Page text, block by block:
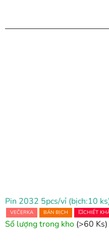
Pin 2032 5pcs/vỉ (bịch:10
VEČERKA BÁN BỊCH 💥CHIẾT
Số lượng trong kho (>60 Ks)